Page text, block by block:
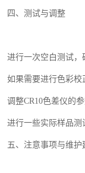
四、测试与调整
进行一次空白测试，
如果需要进行色彩校
调整CR10色差仪的
进行一些实际样品测
五、注意事项与维护